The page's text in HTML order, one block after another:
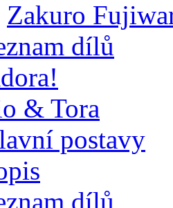
Zakuro
dílů
& Tora
postavy
dílů